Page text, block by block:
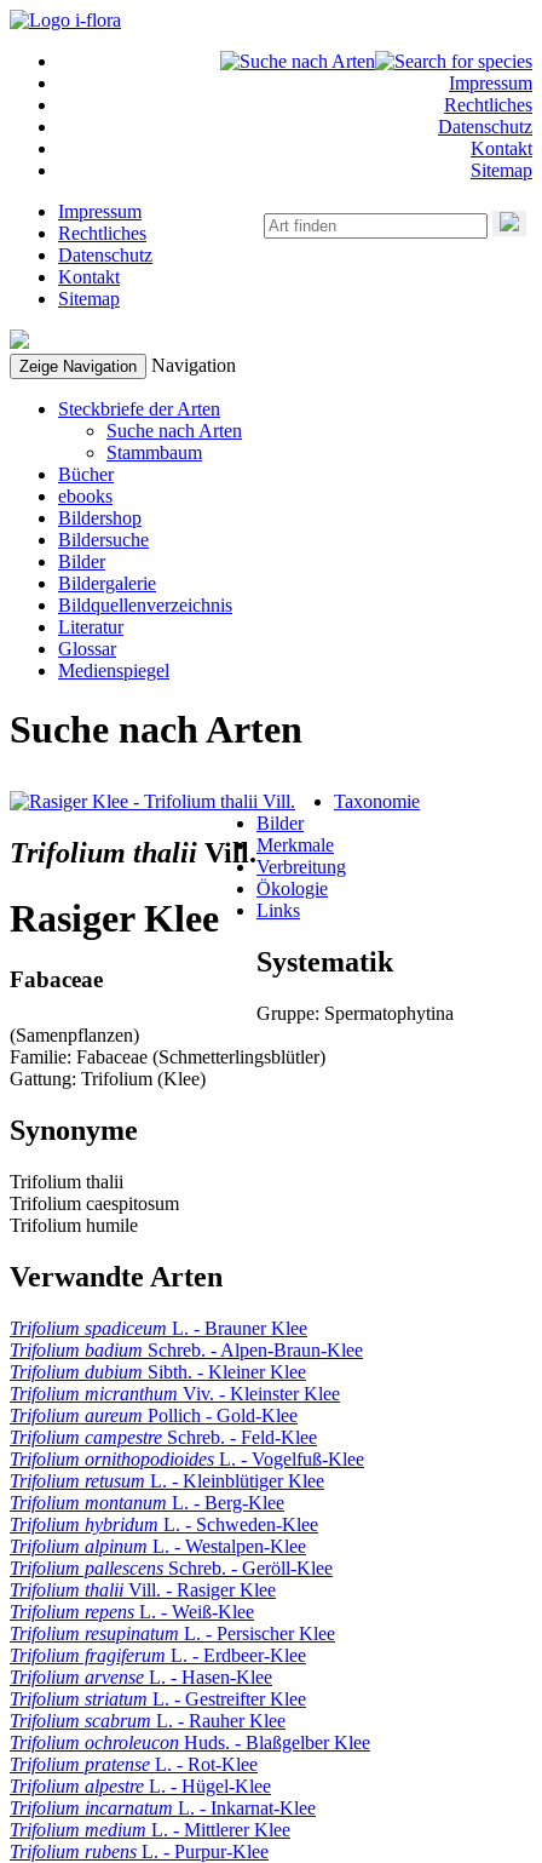
Impressum
Rechtliches
Datenschutz
Kontakt
Sitemap
Impressum
Rechtliches
Datenschutz
Kontakt
Sitemap
Zeige Navigation Navigation
Steckbriefe der Arten
Suche nach Arten
Stammbaum
Bücher
ebooks
Bildershop
Bildersuche
Bilder
Bildergalerie
Bildquellenverzeichnis
Literatur
Glossar
Medienspiegel
Suche nach Arten
Trifolium thalii Vill.
Rasiger Klee
Fabaceae
Taxonomie
Bilder
Merkmale
Verbreitung
Ökologie
Links
Systematik
Gruppe: Spermatophytina
(Samenpflanzen)
Familie: Fabaceae (Schmetterlingsblütler)
Gattung: Trifolium (Klee)
Synonyme
Trifolium thalii
Trifolium caespitosum
Trifolium humile
Verwandte Arten
Trifolium spadiceum L. - Brauner Klee
Trifolium badium Schreb. - Alpen-Braun-Klee
Trifolium dubium Sibth. - Kleiner Klee
Trifolium micranthum Viv. - Kleinster Klee
Trifolium aureum Pollich - Gold-Klee
Trifolium campestre Schreb. - Feld-Klee
Trifolium ornithopodioides L. - Vogelfuß-Klee
Trifolium retusum L. - Kleinblütiger Klee
Trifolium montanum L. - Berg-Klee
Trifolium hybridum L. - Schweden-Klee
Trifolium alpinum L. - Westalpen-Klee
Trifolium pallescens Schreb. - Geröll-Klee
Trifolium thalii Vill. - Rasiger Klee
Trifolium repens L. - Weiß-Klee
Trifolium resupinatum L. - Persischer Klee
Trifolium fragiferum L. - Erdbeer-Klee
Trifolium arvense L. - Hasen-Klee
Trifolium striatum L. - Gestreifter Klee
Trifolium scabrum L. - Rauher Klee
Trifolium ochroleucon Huds. - Blaßgelber Klee
Trifolium pratense L. - Rot-Klee
Trifolium alpestre L. - Hügel-Klee
Trifolium incarnatum L. - Inkarnat-Klee
Trifolium medium L. - Mittlerer Klee
Trifolium rubens L. - Purpur-Klee